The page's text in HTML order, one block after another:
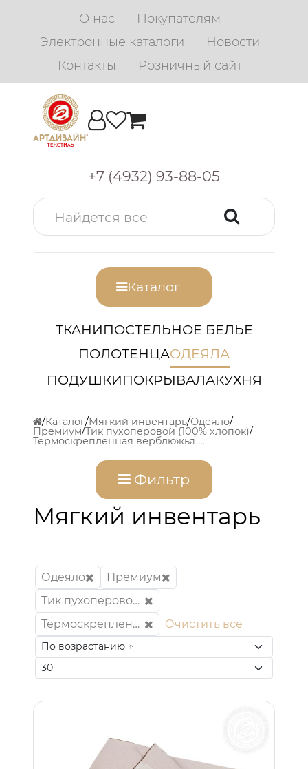
О нас
Покупателям
Электронные каталоги
Новости
Контакты
Розничный сайт
+7 (4932) 93-88-05
Каталог
ТКАНИПОСТЕЛЬНОЕ БЕЛЬЕ
ПОЛОТЕНЦАОДЕЯЛА
ПОДУШКИПОКРЫВАЛАКУХНЯ
Каталог Мягкий инвентарь Одеяло
Премиум Тик пухоперовой (100% хлопок)
Термоскрепленная верблюжья шерсть
Фильтр
Мягкий инвентарь
Одеяло
Премиум
Тик пухоперовой (100% хлопок)
Термоскрепленная верблюжья шерсть
Очистить все